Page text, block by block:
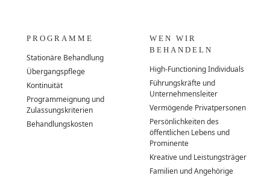
PROGRAMME
Stationäre Behandlung
Übergangspflege
Kontinuität
Programmeignung und
Zulassungskriterien
Behandlungskosten
WEN WIR
BEHANDELN
High-Functioning Individuals
Führungskräfte und
Unternehmensleiter
Vermögende Privatpersonen
Persönlichkeiten des
öffentlichen Lebens und
Prominente
Kreative und Leistungsträger
Familien und Angehörige